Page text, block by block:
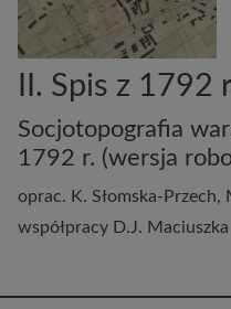
II. Spis z 1792
Socjotopografia
1792 r. (wersja
oprac. K. Słomska-Przech,
współpracy D.J. Maciuszka